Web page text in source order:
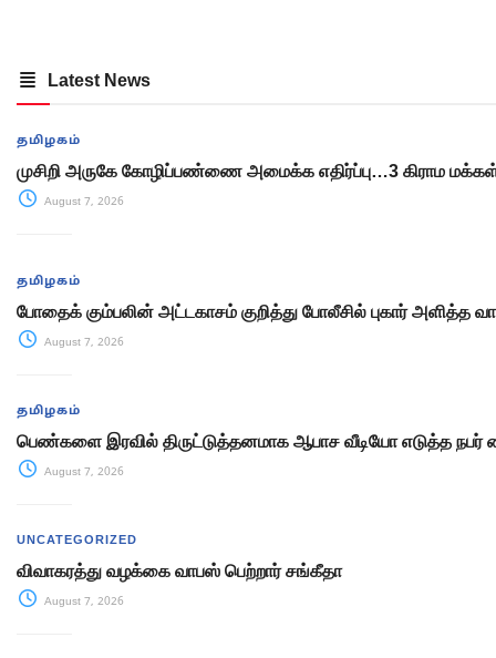
Latest News
தமிழகம்
முசிறி அருகே கோழிப்பண்ணை அமைக்க எதிர்ப்பு…3 கிராம
August 7, 2026
தமிழகம்
போதைக் கும்பலின் அட்டகாசம் குறித்து போலீசில் புகார் அளித்த
August 7, 2026
தமிழகம்
பெண்களை இரவில் திருட்டுத்தனமாக ஆபாச வீடியோ எடுத்த நபர்
August 7, 2026
UNCATEGORIZED
விவாகரத்து வழக்கை வாபஸ் பெற்றார் சங்கீதா
August 7, 2026